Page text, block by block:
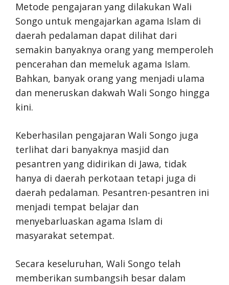
Metode pengajaran yang dilakukan Wali
Songo untuk mengajarkan agama Islam di
daerah pedalaman dapat dilihat dari
semakin banyaknya orang yang memperoleh
pencerahan dan memeluk agama Islam.
Bahkan, banyak orang yang menjadi ulama
dan meneruskan dakwah Wali Songo hingga
kini.
Keberhasilan pengajaran Wali Songo juga
terlihat dari banyaknya masjid dan
pesantren yang didirikan di Jawa, tidak
hanya di daerah perkotaan tetapi juga di
daerah pedalaman. Pesantren-pesantren ini
menjadi tempat belajar dan
menyebarluaskan agama Islam di
masyarakat setempat.
Secara keseluruhan, Wali Songo telah
memberikan sumbangsih besar dalam